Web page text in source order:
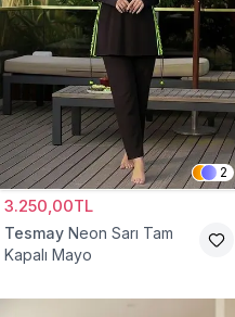
2
3.250,00TL
Tesmay Neon Sarı Tam
Kapalı Mayo